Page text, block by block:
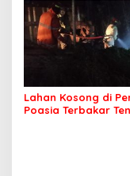
Lahan Kosong di
Poasia Terbakar